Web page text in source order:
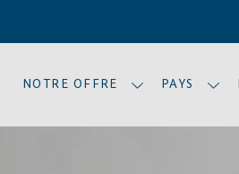
NOTRE OFFRE PAYS